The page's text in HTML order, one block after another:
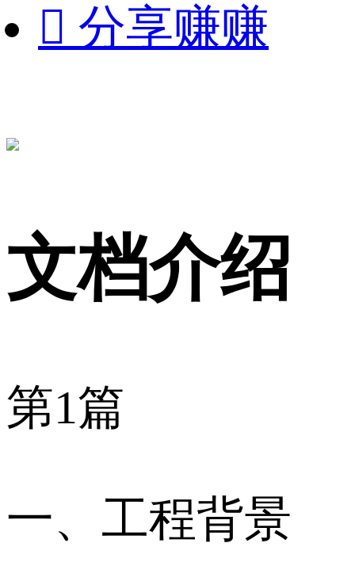
 分享赚赚
文档介绍
第1篇
一、工程背景